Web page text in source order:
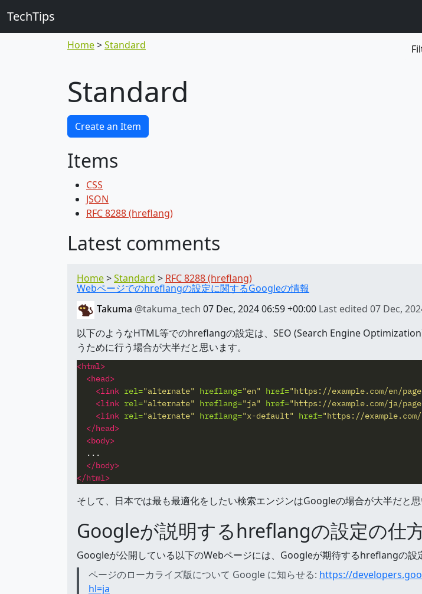
TechTips
Home Standard
Standard
Create an Item
Items
CSS
JSON
RFC 8288 (hreflang)
Latest comments
Home Standard RFC 8288 (hreflang)
Webページでのhreflangの設定に関するGoogleの情報
Takuma @takuma_tech 07 Dec, 2024 06:59 +00:00 Last edited 07 Dec,
以下のようなHTML等でのhreflangの設定は、SEO (Search Engine
うために行う場合が大半だと思います。
<html>
<head>
<link rel="alternate" hreflang="en" href="https://example.com/en/
<link rel="alternate" hreflang="ja" href="https://example.com/ja/
<link rel="alternate" hreflang="x-default" href="https://
</head>
<body>
  ...
</body>
</html>
そして、日本では最も最適化をしたい検索エンジンはGoogleの場合が大半だと思
Googleが説明するhreflangの設定の仕
Googleが公開している以下のWebページには、Googleが期待するhreflangの設
ページのローカライズ版について Google に知らせる: https://
hl=ja